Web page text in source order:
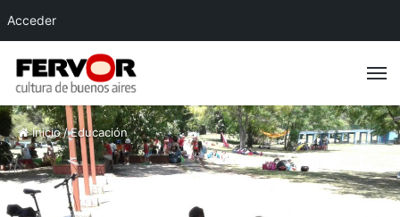
Inicio/Educación
Acceder